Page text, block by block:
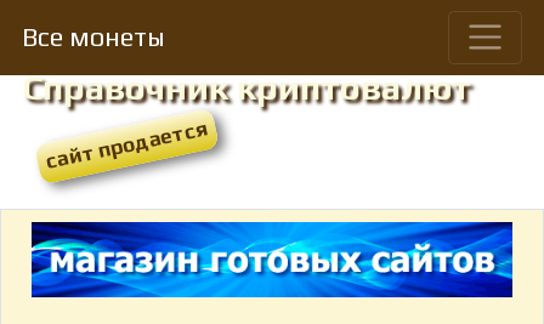
Все монеты
Справочник криптовалют